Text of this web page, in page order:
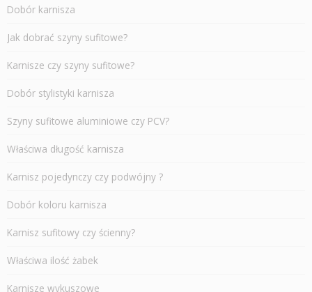
Dobór karnisza
Jak dobrać szyny sufitowe?
Karnisze czy szyny sufitowe?
Dobór stylistyki karnisza
Szyny sufitowe aluminiowe czy PCV?
Właściwa długość karnisza
Karnisz pojedynczy czy podwójny ?
Dobór koloru karnisza
Karnisz sufitowy czy ścienny?
Właściwa ilość żabek
Karnisze wykuszowe